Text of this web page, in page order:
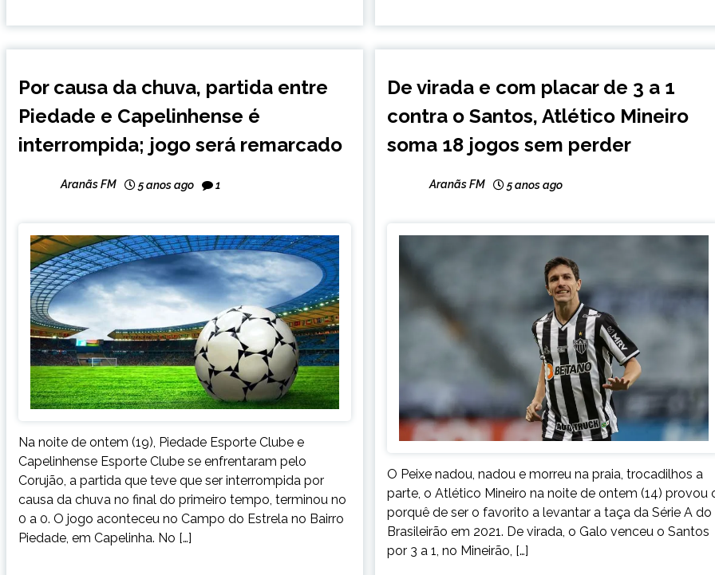
NOTÍCIAS
Por causa da chuva, partida entre
Piedade e Capelinhense é
interrompida; jogo será remarcado
Aranãs FM 5 anos ago 1
Na noite de ontem (19), Piedade Esporte Clube e
Capelinhense Esporte Clube se enfrentaram pelo
Corujão, a partida que teve que ser interrompida por
causa da chuva no final do primeiro tempo, terminou no
0 a 0. O jogo aconteceu no Campo do Estrela no Bairro
Piedade, em Capelinha. No […]
De virada e com placar de 3 a 1
contra o Santos, Atlético Mineiro
soma 18 jogos sem perder
Aranãs FM 5 anos ago
O Peixe nadou, nadou e morreu na praia, trocadilhos a
parte, o Atlético Mineiro na noite de ontem (14) provou
porquê de ser o favorito a levantar a taça da Série A do
Brasileirão em 2021. De virada, o Galo venceu o Santos
por 3 a 1, no Mineirão, […]